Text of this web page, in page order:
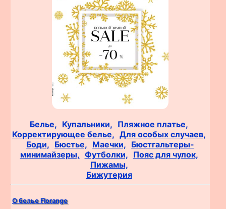
Белье, Купальники, Пляжное платье,
Корректирующее белье, Для особых случаев,
Боди, Бюстье, Маечки, Бюстгальтеры-
минимайзеры, Футболки, Пояс для чулок,
Пижамы,
Бижутерия
О белье Florange